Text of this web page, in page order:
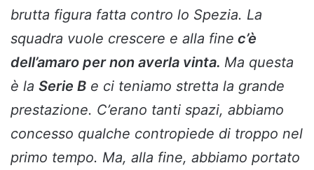
brutta figura fatta contro lo Spezia. La
squadra vuole crescere e alla fine c’è
dell’amaro per non averla vinta. Ma questa
è la Serie B e ci teniamo stretta la grande
prestazione. C’erano tanti spazi, abbiamo
concesso qualche contropiede di troppo nel
primo tempo. Ma, alla fine, abbiamo portato